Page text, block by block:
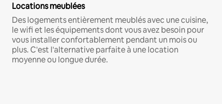
Locations meublées
Des logements entièrement meublés avec une cuisine,
le wifi et les équipements dont vous avez besoin pour
vous installer confortablement pendant un mois ou
plus. C'est l'alternative parfaite à une location
moyenne ou longue durée.